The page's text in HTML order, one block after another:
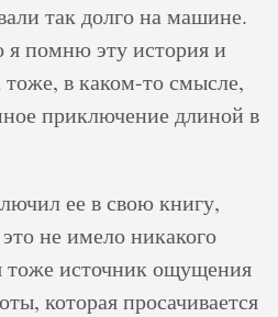
так долго на машине.
я помню эту история и
тоже, в каком-то смысле,
приключение длиной в
ее в свою книгу,
не имело никакого
тоже источник ощущения
которая просачивается